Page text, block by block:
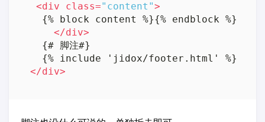
<div class="content">
  {% block content %}{% endblock %}
</div>
  {# 脚注#}
</div>